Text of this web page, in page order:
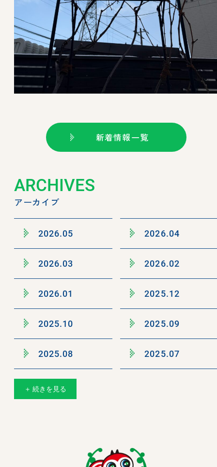
新着情報一覧
ARCHIVES
アーカイブ
2026.05 2026.04
2026.03 2026.02
2026.01 2025.12
2025.10 2025.09
2025.08 2025.07
＋ 続きを見る